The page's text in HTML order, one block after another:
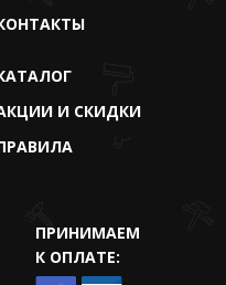
И СКИДКИ
ПРИНИМАЕМ
К ОПЛАТЕ: